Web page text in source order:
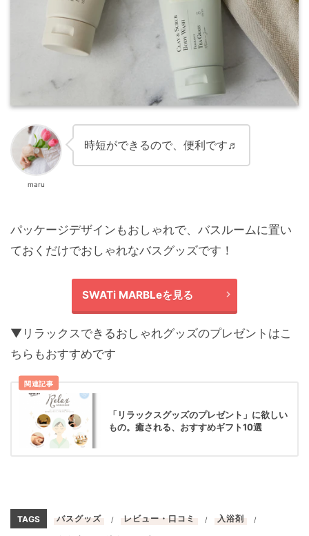
時短ができるので、便利です♬
maru
パッケージデザインもおしゃれで、バスルームに置い
ておくだけでおしゃれなバスグッズです！
SWATi MARBLeを見る
▼リラックスできるおしゃれグッズのプレゼントはこ
ちらもおすすめです
「リラックスグッズのプレゼント」に欲しい
もの。癒される、おすすめギフト10選
関連記事
TAGS バスグッズ / レビュー・口コミ / 入浴剤 /